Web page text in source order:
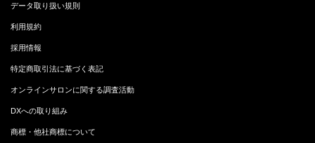
データ取り扱い規則
利用規約
採用情報
特定商取引法に基づく表記
オンラインサロンに関する調査活動
DXへの取り組み
商標・他社商標について